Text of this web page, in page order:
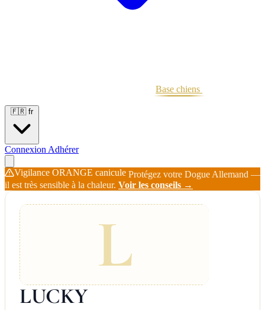
Base chiens
🇫🇷 fr
Connexion Adhérer
Vigilance ORANGE canicule Protégez votre Dogue Allemand —
il est très sensible à la chaleur. Voir les conseils →
L
LUCKY